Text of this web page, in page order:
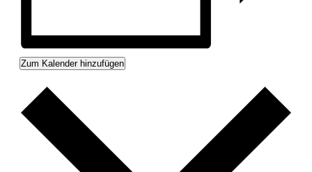
Zum Kalender hinzufügen